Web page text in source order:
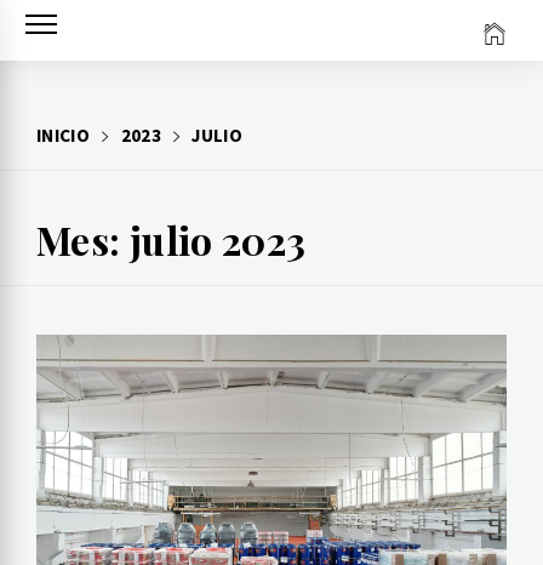
al
INICIO 2023 JULIO
Mes: julio 2023